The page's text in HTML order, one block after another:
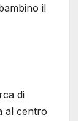
il
di
al centro